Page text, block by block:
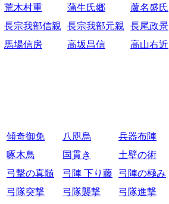
荒木村重 蒲生氏郷 蘆名盛氏
長宗我部信親 長宗我部元親 長尾政景
馬場信房 高坂昌信 高山右近
傾奇御免 八咫烏 兵器布陣
啄木鳥 国貫き 土壁の術
弓撃の真髄 弓陣 下り藤 弓陣の極み
弓隊突撃 弓隊襲撃 弓隊進撃